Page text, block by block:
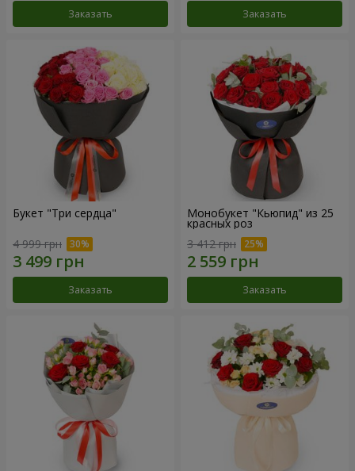
Заказать Заказать
Букет "Три сердца"
4 999 грн
Заказать
Монобукет "Кьюпид" из 25
красных роз
3 412 грн
Заказать